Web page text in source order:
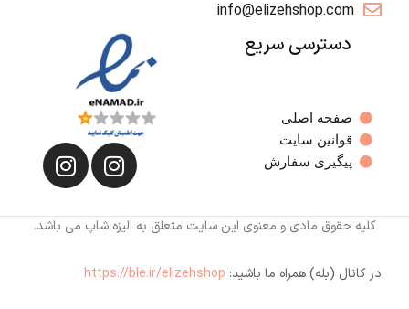
info@elizehshop.com
دسترسی سریع
صفحه اصلی
قوانین سایت
پیگیری سفارش
کلیه حقوق مادی و معنوی این سایت متعلق به الیزه شاپ می باشد.
در کانال (بله) همراه ما باشید: https://ble.ir/elizehshop